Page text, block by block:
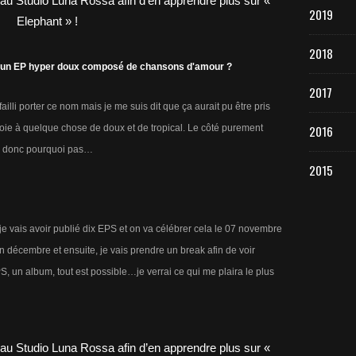
EP hyper doux composé de chansons d'amour ?
porter ce nom mais je me suis dit que ça aurait pu être pris
à quelque chose de doux et de tropical. Le côté purement
donc pourquoi pas…
vais avoir publié dix EPS et on va célébrer cela le 07 novembre
décembre et ensuite, je vais prendre un break afin de voir
un album, tout est possible…je verrai ce qui me plaira le plus
2019
2018
2017
2016
2015